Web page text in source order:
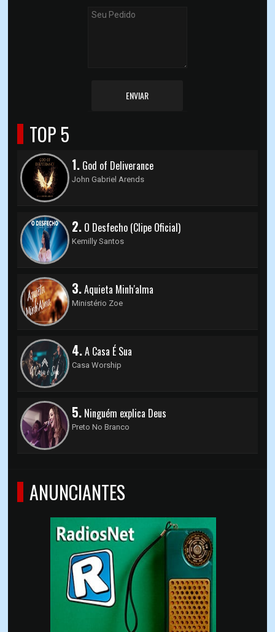
ENVIAR
TOP 5
1. God of Deliverance
John Gabriel Arends
2. O Desfecho (Clipe Oficial)
Kemilly Santos
3.Aquieta Minh'alma
Ministério Zoe
4.A Casa É Sua
Casa Worship
5. Ninguém explica Deus
Preto No Branco
ANUNCIANTES